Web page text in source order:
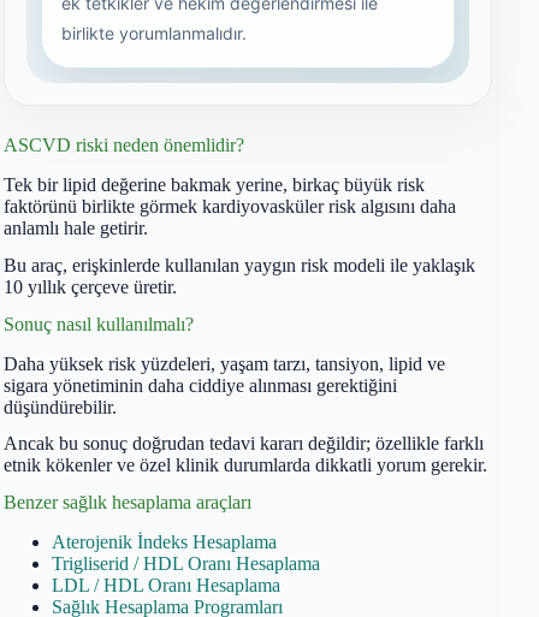
ASCVD riski neden önemlidir?
Tek bir lipid değerine bakmak yerine, birkaç büyük risk
faktörünü birlikte görmek kardiyovasküler risk algısını daha
anlamlı hale getirir.
Bu araç, erişkinlerde kullanılan yaygın risk modeli ile yaklaşık
10 yıllık çerçeve üretir.
Sonuç nasıl kullanılmalı?
Daha yüksek risk yüzdeleri, yaşam tarzı, tansiyon, lipid ve
sigara yönetiminin daha ciddiye alınması gerektiğini
düşündürebilir.
Ancak bu sonuç doğrudan tedavi kararı değildir; özellikle farklı
etnik kökenler ve özel klinik durumlarda dikkatli yorum gerekir.
Benzer sağlık hesaplama araçları
Aterojenik İndeks Hesaplama
Trigliserid / HDL Oranı Hesaplama
LDL / HDL Oranı Hesaplama
Sağlık Hesaplama Programları